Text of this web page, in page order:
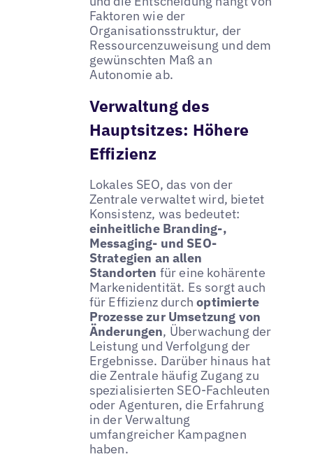
Faktoren wie der
Organisationsstruktur, der
Ressourcenzuweisung und dem
gewünschten Maß an
Autonomie ab.
Verwaltung des
Hauptsitzes: Höhere
Effizienz
Lokales SEO, das von der
Zentrale verwaltet wird, bietet
Konsistenz, was bedeutet:
einheitliche Branding-,
Messaging- und SEO-
Strategien an allen
Standorten für eine kohärente
Markenidentität. Es sorgt auch
für Effizienz durchoptimierte
Prozesse zur Umsetzung von
Änderungen, Überwachung der
Leistung und Verfolgung der
Ergebnisse. Darüber hinaus hat
die Zentrale häufig Zugang zu
spezialisierten SEO-Fachleuten
oder Agenturen, die Erfahrung
in der Verwaltung
umfangreicher Kampagnen
haben.